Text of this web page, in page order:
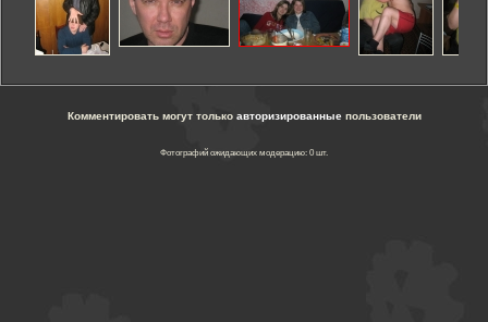
Комментировать могут только авторизированныепользователи
Фотографий ожидающих модерацию: 0 шт.